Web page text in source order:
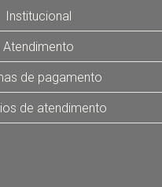
Institucional
Atendimento
de pagamento
de atendimento